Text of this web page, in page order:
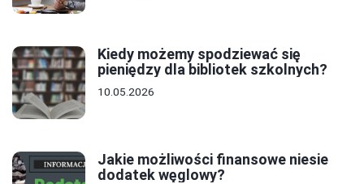
Kiedy możemy spodziewać się
pieniędzy dla bibliotek szkolnych?
10.05.2026
Jakie możliwości finansowe niesie
dodatek węglowy?